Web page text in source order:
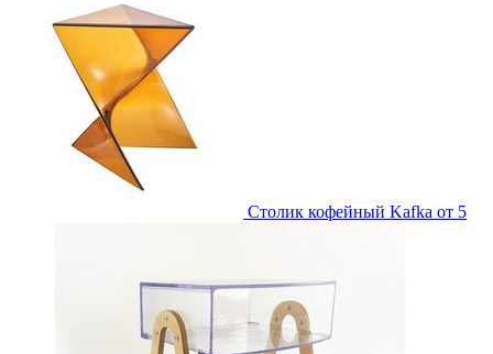
Столик кофейный Kafka от 5